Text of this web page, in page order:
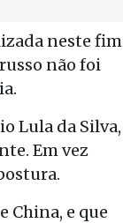
neste fim
não foi
Lula da Silva,
Em vez
China, e que